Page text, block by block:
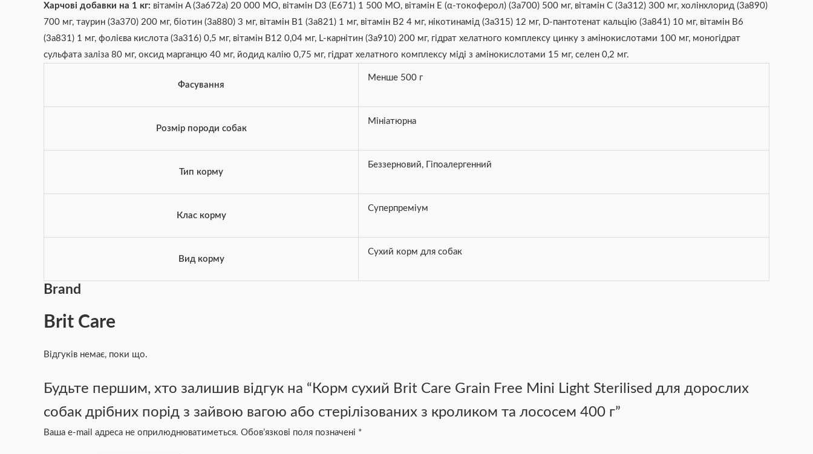
Харчові добавки на 1 кг: вітамін A (3a672a) 20 000 МО, вітамін D3 (E671) 1 500 МО, вітамін E (α-токоферол) (3a700) 500 мг, вітамін C (3a312) 300 мг, холінхлорид (3a890)
700 мг, таурин (3a370) 200 мг, біотин (3a880) 3 мг, вітамін B1 (3a821) 1 мг, вітамін B2 4 мг, нікотинамід (3a315) 12 мг, D-пантотенат кальцію (3a841) 10 мг, вітамін B6
(3a831) 1 мг, фолієва кислота (3a316) 0,5 мг, вітамін B12 0,04 мг, L-карнітин (3a910) 200 мг, гідрат хелатного комплексу цинку з амінокислотами 100 мг, моногідрат
сульфата заліза 80 мг, оксид марганцю 40 мг, йодид калію 0,75 мг, гідрат хелатного комплексу міді з амінокислотами 15 мг, селен 0,2 мг.
Фасування
Менше 500 г
Розмір породи собак
Мініатюрна
Тип корму
Беззерновий, Гіпоалергенний
Клас корму
Суперпреміум
Вид корму
Сухий корм для собак
Brand
Brit Care
Відгуків немає, поки що.
Будьте першим, хто залишив відгук на “Корм сухий Brit Care Grain Free Mini Light Sterilised для дорослих
собак дрібних порід з зайвою вагою або стерілізованих з кроликом та лососем 400 г”
Ваша e-mail адреса не оприлюднюватиметься. Обов’язкові поля позначені *